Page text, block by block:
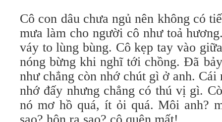
Cô con dâu chưa ngủ nên không có
mưa làm cho người cô như toả
váy to lùng bùng. Cô kẹp tay vào
nóng bừng khi nghĩ tới chồng. Đã
như chẳng còn nhớ chút gì ở anh.
nhớ đấy nhưng chẳng có thú vị gì.
nó mơ hồ quá, ít ỏi quá. Môi anh?